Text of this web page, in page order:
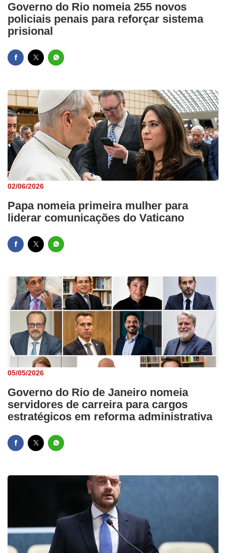
Governo do Rio nomeia 255 novos
policiais penais para reforçar sistema
prisional
02/06/2026
Papa nomeia primeira mulher para
liderar comunicações do Vaticano
05/05/2026
Governo do Rio de Janeiro nomeia
servidores de carreira para cargos
estratégicos em reforma administrativa